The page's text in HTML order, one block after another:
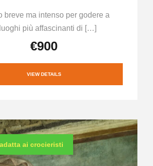
breve ma intenso per godere a
più affascinanti di […]
€900
VIEW DETAILS
ai crocieristi